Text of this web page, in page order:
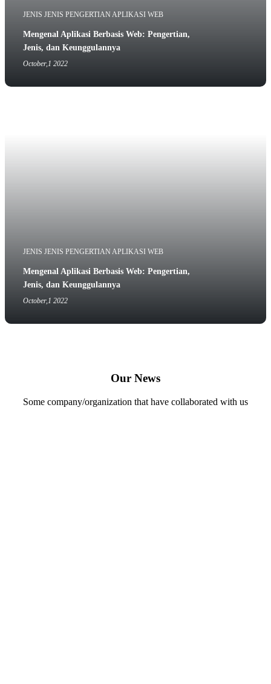
JENIS JENIS PENGERTIAN APLIKASI WEB
Mengenal Aplikasi Berbasis Web: Pengertian,
Jenis, dan Keunggulannya
October,1 2022
JENIS JENIS PENGERTIAN APLIKASI WEB
Mengenal Aplikasi Berbasis Web: Pengertian,
Jenis, dan Keunggulannya
October,1 2022
Our News
Some company/organization that have collaborated with us